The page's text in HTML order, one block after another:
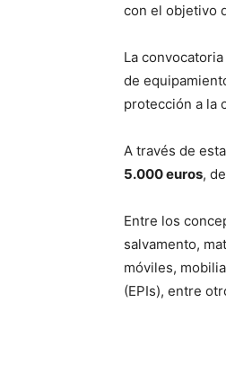
con el objetivo
La
de
protección a la
A través de
5.000 euros,
Entre los
salvamento,
móviles,
(EPIs), entre